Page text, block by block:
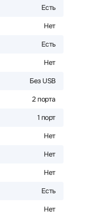
Есть
Нет
Есть
Нет
Без USB
2 порта
1 порт
Нет
Нет
Нет
Есть
Нет